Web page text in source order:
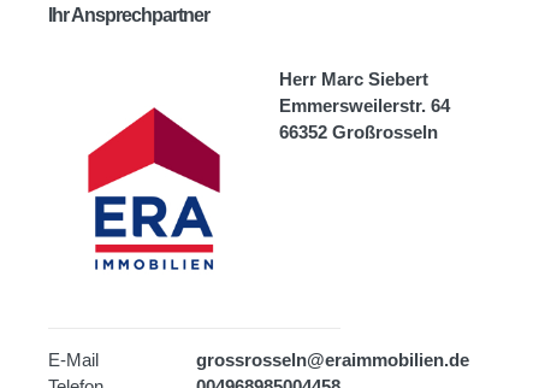
Ihr Ansprechpartner
Herr Marc Siebert
Emmersweilerstr. 64
66352 Großrosseln
E-Mail
grossrosseln@eraimmobilien.de